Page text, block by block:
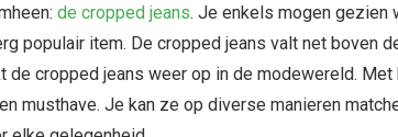
de cropped jeans. Je enkels mogen
populair item. De cropped jeans valt net boven
cropped jeans weer op in de modewereld. Met
musthave. Je kan ze op diverse manieren